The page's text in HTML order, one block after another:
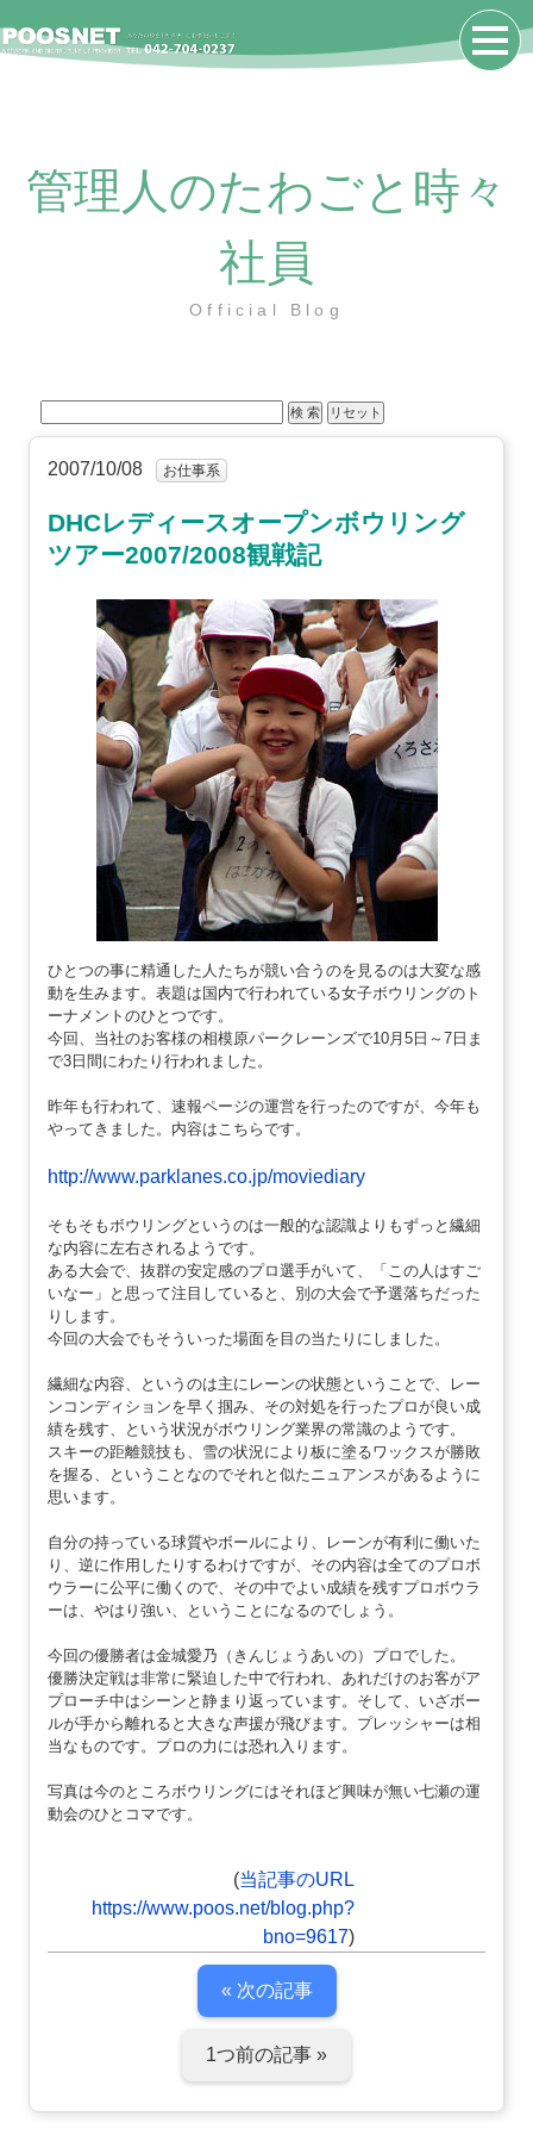
管理人のたわごと時々
社員
Official Blog
2007/10/08 お仕事系
DHCレディースオープンボウリング
ツアー2007/2008観戦記
ひとつの事に精通した人たちが競い合うのを見るのは大変な感
動を生みます。表題は国内で行われている女子ボウリングのト
ーナメントのひとつです。
今回、当社のお客様の相模原パークレーンズで10月5日～7日ま
で3日間にわたり行われました。
昨年も行われて、速報ページの運営を行ったのですが、今年も
やってきました。内容はこちらです。
http://www.parklanes.co.jp/moviediary
そもそもボウリングというのは一般的な認識よりもずっと繊細
な内容に左右されるようです。
ある大会で、抜群の安定感のプロ選手がいて、「この人はすご
いなー」と思って注目していると、別の大会で予選落ちだった
りします。
今回の大会でもそういった場面を目の当たりにしました。
繊細な内容、というのは主にレーンの状態ということで、レー
ンコンディションを早く掴み、その対処を行ったプロが良い成
績を残す、という状況がボウリング業界の常識のようです。
スキーの距離競技も、雪の状況により板に塗るワックスが勝敗
を握る、ということなのでそれと似たニュアンスがあるように
思います。
自分の持っている球質やボールにより、レーンが有利に働いた
り、逆に作用したりするわけですが、その内容は全てのプロボ
ウラーに公平に働くので、その中でよい成績を残すプロボウラ
ーは、やはり強い、ということになるのでしょう。
今回の優勝者は金城愛乃（きんじょうあいの）プロでした。
優勝決定戦は非常に緊迫した中で行われ、あれだけのお客がア
プローチ中はシーンと静まり返っています。そして、いざボー
ルが手から離れると大きな声援が飛びます。プレッシャーは相
当なものです。プロの力には恐れ入ります。
写真は今のところボウリングにはそれほど興味が無い七瀬の運
動会のひとコマです。
(当記事のURL
https://www.poos.net/blog.php?
bno=9617)
« 次の記事
1つ前の記事 »